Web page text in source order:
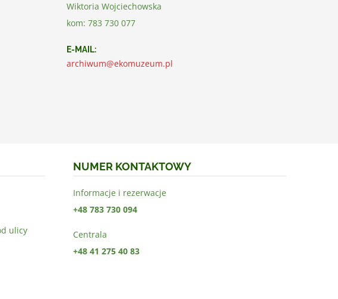
Wiktoria Wojciechowska
kom: 783 730 077
E-MAIL:
archiwum@ekomuzeum.pl
ulicy
NUMER KONTAKTOWY
Informacje i rezerwacje
+48 783 730 094
Centrala
+48 41 275 40 83